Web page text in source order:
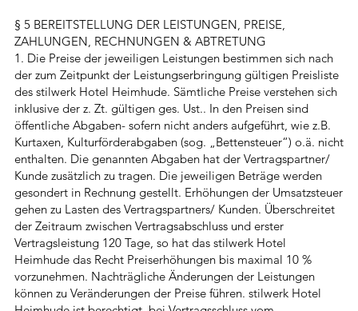
§ 5 BEREITSTELLUNG DER LEISTUNGEN, PREISE,
ZAHLUNGEN, RECHNUNGEN & ABTRETUNG
1. Die Preise der jeweiligen Leistungen bestimmen sich nach
der zum Zeitpunkt der Leistungserbringung gültigen Preisliste
des stilwerk Hotel Heimhude. Sämtliche Preise verstehen sich
inklusive der z. Zt. gültigen ges. Ust.. In den Preisen sind
öffentliche Abgaben- sofern nicht anders aufgeführt, wie z.B.
Kurtaxen, Kulturförderabgaben (sog. „Bettensteuer“) o.ä. nicht
enthalten. Die genannten Abgaben hat der Vertragspartner/
Kunde zusätzlich zu tragen. Die jeweiligen Beträge werden
gesondert in Rechnung gestellt. Erhöhungen der Umsatzsteuer
gehen zu Lasten des Vertragspartners/ Kunden. Überschreitet
der Zeitraum zwischen Vertragsabschluss und erster
Vertragsleistung 120 Tage, so hat das stilwerk Hotel
Heimhude das Recht Preiserhöhungen bis maximal 10 %
vorzunehmen. Nachträgliche Änderungen der Leistungen
können zu Veränderungen der Preise führen. stilwerk Hotel